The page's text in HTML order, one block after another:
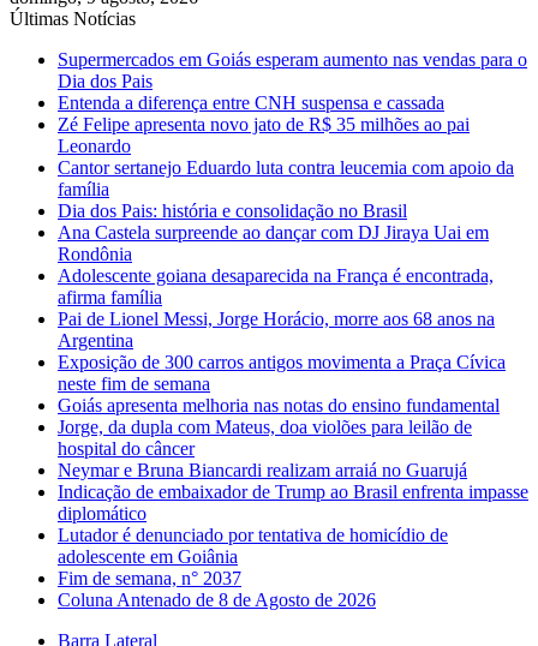
Últimas Notícias
Supermercados em Goiás esperam aumento nas vendas para o
Dia dos Pais
Entenda a diferença entre CNH suspensa e cassada
Zé Felipe apresenta novo jato de R$ 35 milhões ao pai
Leonardo
Cantor sertanejo Eduardo luta contra leucemia com apoio da
família
Dia dos Pais: história e consolidação no Brasil
Ana Castela surpreende ao dançar com DJ Jiraya Uai em
Rondônia
Adolescente goiana desaparecida na França é encontrada,
afirma família
Pai de Lionel Messi, Jorge Horácio, morre aos 68 anos na
Argentina
Exposição de 300 carros antigos movimenta a Praça Cívica
neste fim de semana
Goiás apresenta melhoria nas notas do ensino fundamental
Jorge, da dupla com Mateus, doa violões para leilão de
hospital do câncer
Neymar e Bruna Biancardi realizam arraiá no Guarujá
Indicação de embaixador de Trump ao Brasil enfrenta impasse
diplomático
Lutador é denunciado por tentativa de homicídio de
adolescente em Goiânia
Fim de semana, n° 2037
Coluna Antenado de 8 de Agosto de 2026
Barra Lateral